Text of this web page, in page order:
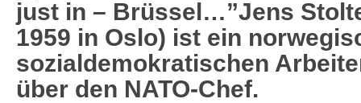
just in – Brüssel…”Jens
1959 in Oslo) ist ein
sozialdemokratischen
über den NATO-Chef.